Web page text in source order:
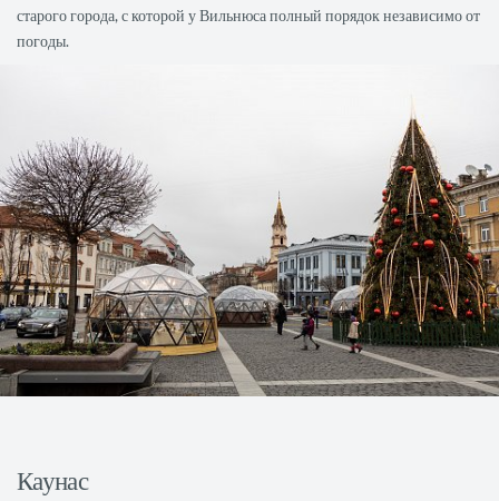
старого города, с которой у Вильнюса полный порядок независимо от
погоды.
Каунас